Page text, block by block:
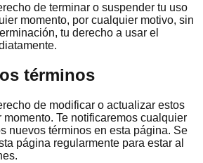
de terminar o suspender tu uso
momento, por cualquier motivo, sin
tu derecho a usar el
términos
de modificar o actualizar estos
Te notificaremos cualquier
nuevos términos en esta página. Se
página regularmente para estar al